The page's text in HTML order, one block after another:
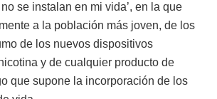
no se instalan en mi vida’, en la que
a la población más joven, de los
de los nuevos dispositivos
y de cualquier producto de
que supone la incorporación de los